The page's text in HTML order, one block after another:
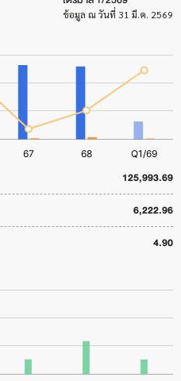
ข้อมูล ณ วันที่ 31 มี.ค. 2569
125,993.69
6,222.96
4.90